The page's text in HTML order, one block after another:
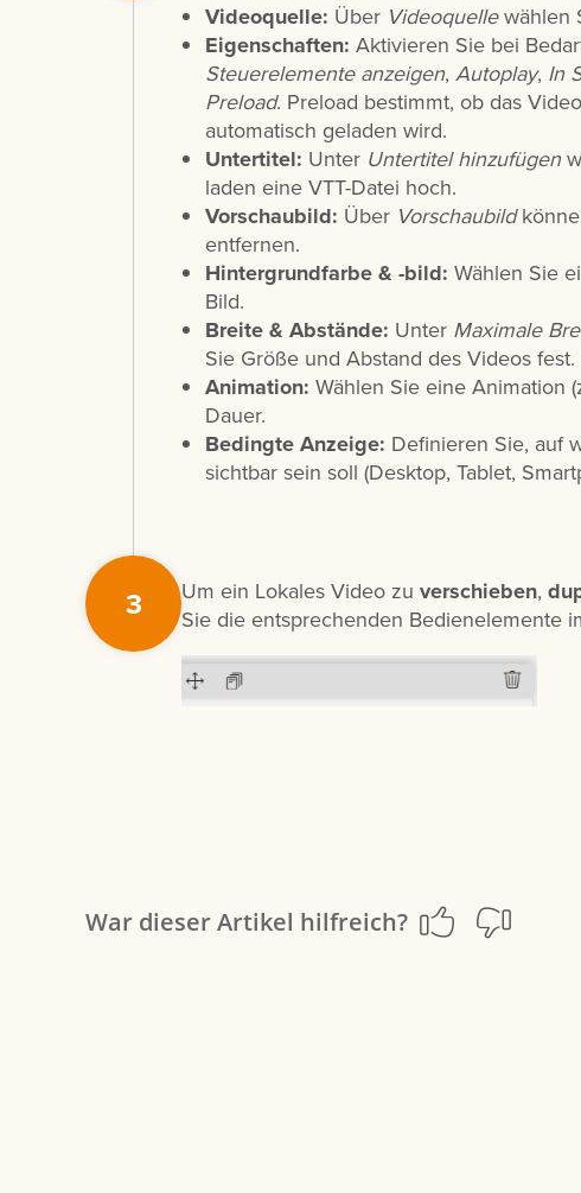
Videoquelle: Über Videoquellewählen
Eigenschaften: Aktivieren Sie bei
Steuerelemente anzeigen, Autoplay, In
Preload. Preload bestimmt, ob das
automatisch geladen wird.
Untertitel: Unter Untertitel hinzufügen
laden eine VTT-Datei hoch.
Vorschaubild: Über Vorschaubild
entfernen.
Hintergrundfarbe & -bild: Wählen Sie
Bild.
Breite & Abstände: Unter Maximale
Sie Größe und Abstand des Videos fest.
Animation: Wählen Sie eine Animation
Dauer.
Bedingte Anzeige: Definieren Sie, auf
sichtbar sein soll (Desktop, Tablet,
3 Um ein Lokales Video zu verschieben,
Sie die entsprechenden Bedienelemente
War dieser Artikel hilfreich?